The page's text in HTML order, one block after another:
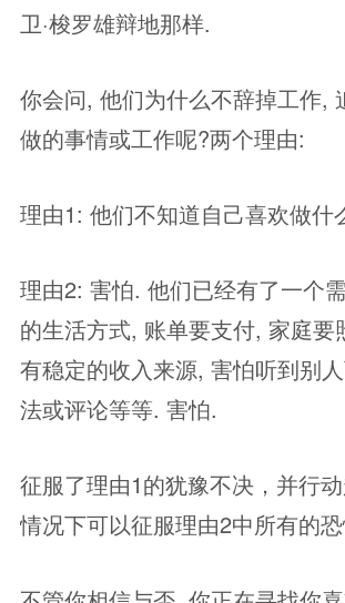
卫·梭罗雄辩地那样.
你会问, 他们为什么不辞掉工作,
做的事情或工作呢?两个理由:
理由1: 他们不知道自己喜欢做什
理由2: 害怕. 他们已经有了一个
的生活方式, 账单要支付, 家庭要
有稳定的收入来源, 害怕听到别
法或评论等等. 害怕.
征服了理由1的犹豫不决，并行
情况下可以征服理由2中所有的